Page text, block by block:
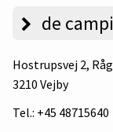
de
Hostrupsvej 2,
3210 Vejby
Tel.: +45 48715640